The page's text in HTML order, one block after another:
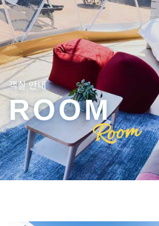
객실 안내
ROOM